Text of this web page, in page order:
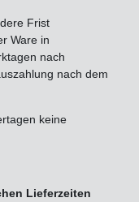
Frist
Ware in
nach
nach dem
keine
Lieferzeiten